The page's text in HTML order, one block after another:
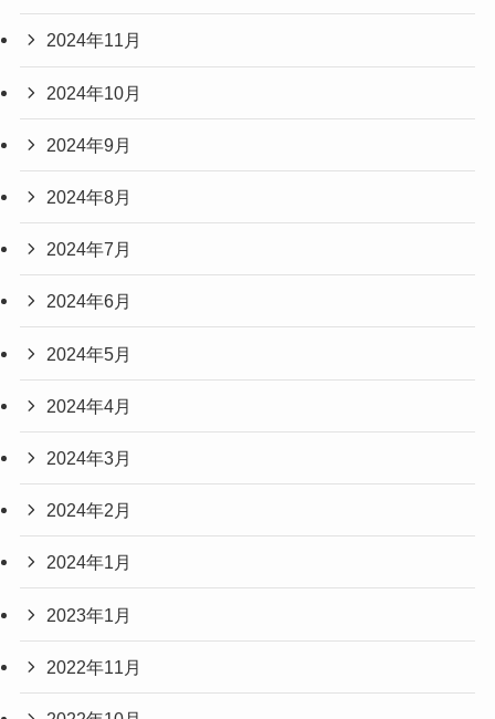
2024年11月
2024年10月
2024年9月
2024年8月
2024年7月
2024年6月
2024年5月
2024年4月
2024年3月
2024年2月
2024年1月
2023年1月
2022年11月